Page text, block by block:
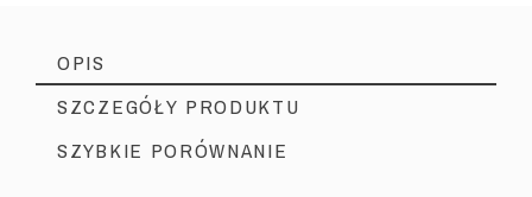
OPIS
SZCZEGÓŁY PRODUKTU
SZYBKIE PORÓWNANIE